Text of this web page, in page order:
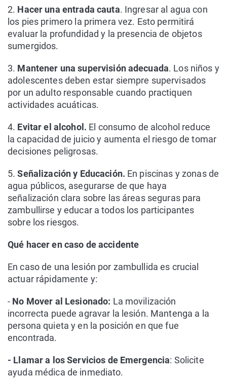
2. Hacer una entrada cauta. Ingresar al agua con
los pies primero la primera vez. Esto permitirá
evaluar la profundidad y la presencia de objetos
sumergidos.
3. Mantener una supervisión adecuada. Los niños y
adolescentes deben estar siempre supervisados
por un adulto responsable cuando practiquen
actividades acuáticas.
4. Evitar el alcohol. El consumo de alcohol reduce
la capacidad de juicio y aumenta el riesgo de tomar
decisiones peligrosas.
5.Señalización y Educación. En piscinas y zonas de
agua públicos, asegurarse de que haya
señalización clara sobre las áreas seguras para
zambullirse y educar a todos los participantes
sobre los riesgos.
Qué hacer en caso de accidente
En caso de una lesión por zambullida es crucial
actuar rápidamente y:
- No Mover al Lesionado: La movilización
incorrecta puede agravar la lesión. Mantenga a la
persona quieta y en la posición en que fue
encontrada.
- Llamar a los Servicios de Emergencia: Solicite
ayuda médica de inmediato.